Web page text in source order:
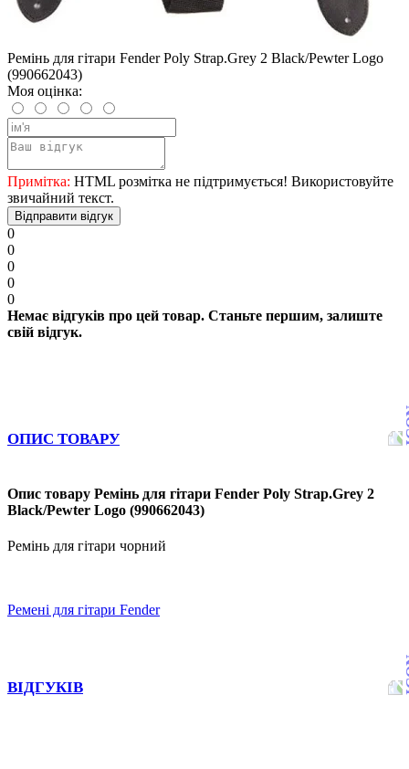
Ремінь для гітари Fender Poly Strap.Grey 2 Black/Pewter Logo
(990662043)
Моя оцінка:
Примітка: HTML розмітка не підтримується! Використовуйте
звичайний текст.
Відправити відгук
0
0
0
0
0
Немає відгуків про цей товар. Станьте першим, залиште
свій відгук.
ОПИС ТОВАРУ
Опис товару Ремінь для гітари Fender Poly Strap.Grey 2
Black/Pewter Logo (990662043)
Ремінь для гітари чорний
Ремені для гітари Fender
ВІДГУКІВ